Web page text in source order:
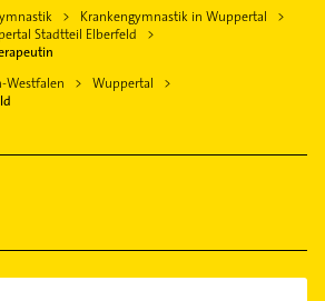
Krankengymnastik in Wuppertal
Stadtteil Elberfeld
Westfalen
Wuppertal